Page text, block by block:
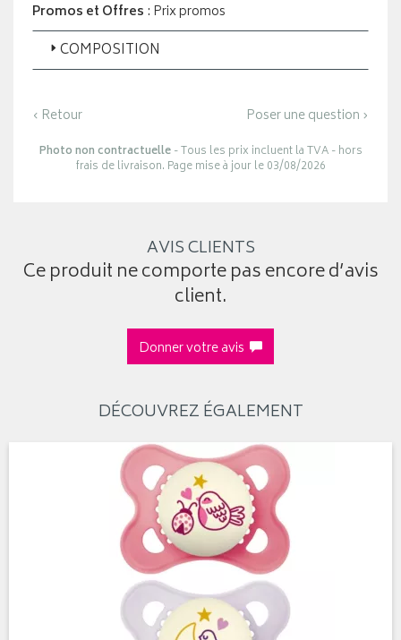
Promos et Offres : Prix promos
COMPOSITION
‹ Retour Poser une question ›
Photo non contractuelle- Tous les prix incluent la TVA - hors
frais de livraison. Page mise à jour le 03/08/2026
AVIS CLIENTS
Ce produit ne comporte pas encore d’avis
client.
Donner votre avis
DÉCOUVREZ ÉGALEMENT